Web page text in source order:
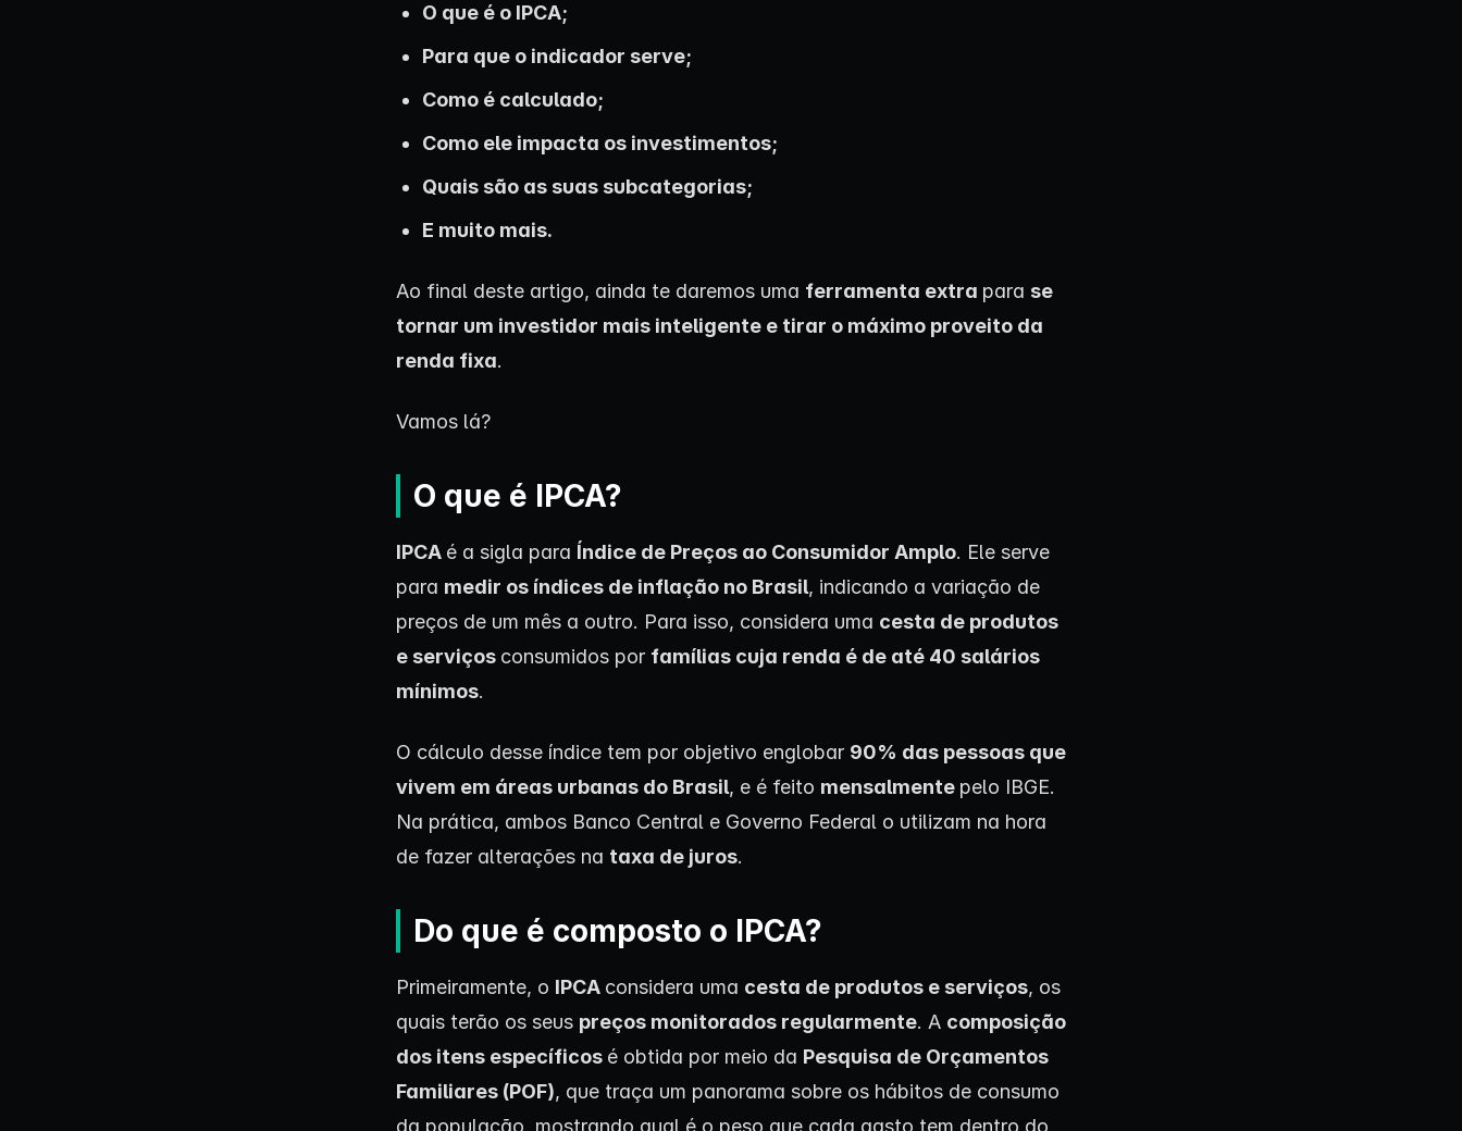
O que é o IPCA;
Para que o indicador serve;
Como é calculado;
Como ele impacta os investimentos;
Quais são as suas subcategorias;
E muito mais.
Ao final deste artigo, ainda te daremos uma ferramenta extra para se
tornar um investidor mais inteligente e tirar o máximo proveito da
renda fixa.
Vamos lá?
O que é IPCA?
IPCA é a sigla para Índice de Preços ao Consumidor Amplo. Ele serve
para medir os índices de inflação no Brasil, indicando a variação de
preços de um mês a outro. Para isso, considera uma cesta de produtos
e serviços consumidos por famílias cuja renda é de até 40 salários
mínimos.
O cálculo desse índice tem por objetivo englobar 90% das pessoas que
vivem em áreas urbanas do Brasil, e é feito mensalmente pelo IBGE.
Na prática, ambos Banco Central e Governo Federal o utilizam na hora
de fazer alterações na taxa de juros.
Do que é composto o IPCA?
Primeiramente, o IPCA considera uma cesta de produtos e serviços, os
quais terão os seus preços monitorados regularmente. A composição
dos itens específicos é obtida por meio da Pesquisa de Orçamentos
Familiares (POF), que traça um panorama sobre os hábitos de consumo
da população, mostrando qual é o peso que cada gasto tem dentro do